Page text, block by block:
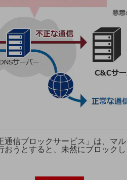
通信ブロックサービス」は、マ
うとすると、未然にブロックし